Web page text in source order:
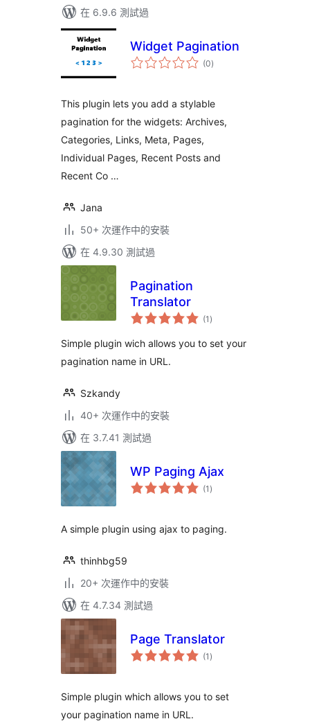
在 6.9.6 測試過
Widget Pagination
(0總
評)
This plugin lets you add a stylable
pagination for the widgets: Archives,
Categories, Links, Meta, Pages,
Individual Pages, Recent Posts and
Recent Co …
Jana
50+ 次運作中的安裝
在 4.9.30 測試過
Pagination
Translator
(1 總
評)
Simple plugin wich allows you to set your
pagination name in URL.
Szkandy
40+ 次運作中的安裝
在 3.7.41 測試過
WP Paging Ajax
(1 總
評)
A simple plugin using ajax to paging.
thinhbg59
20+ 次運作中的安裝
在 4.7.34 測試過
Page Translator
(1 總
評)
Simple plugin which allows you to set
your pagination name in URL.